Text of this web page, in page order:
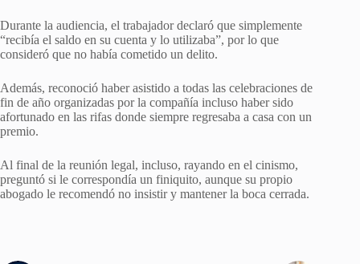
Durante la audiencia, el trabajador declaró que simplemente
“recibía el saldo en su cuenta y lo utilizaba”, por lo que
consideró que no había cometido un delito.
Además, reconoció haber asistido a todas las celebraciones de
fin de año organizadas por la compañía incluso haber sido
afortunado en las rifas donde siempre regresaba a casa con un
premio.
Al final de la reunión legal, incluso, rayando en el cinismo,
preguntó si le correspondía un finiquito, aunque su propio
abogado le recomendó no insistir y mantener la boca cerrada.